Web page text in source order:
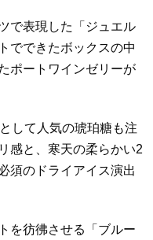
で表現した「ジュエル
でできたボックスの中
ポートワインゼリーが
して人気の琥珀糖も注
感と、寒天の柔らかい2
須のドライアイス演出
を彷彿させる「ブルー